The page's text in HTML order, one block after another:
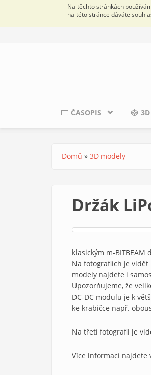
Na těchto stránkách
na této stránce dáváte
ČASOPIS
Jste zde
Domů » 3D modely
Držák
klasickým m-
Na fotografiích je
modely najdete i
Upozorňujeme, že
DC-DC modulu je k
ke krabičce např.
Na třetí fotografii je
Více informací najdete